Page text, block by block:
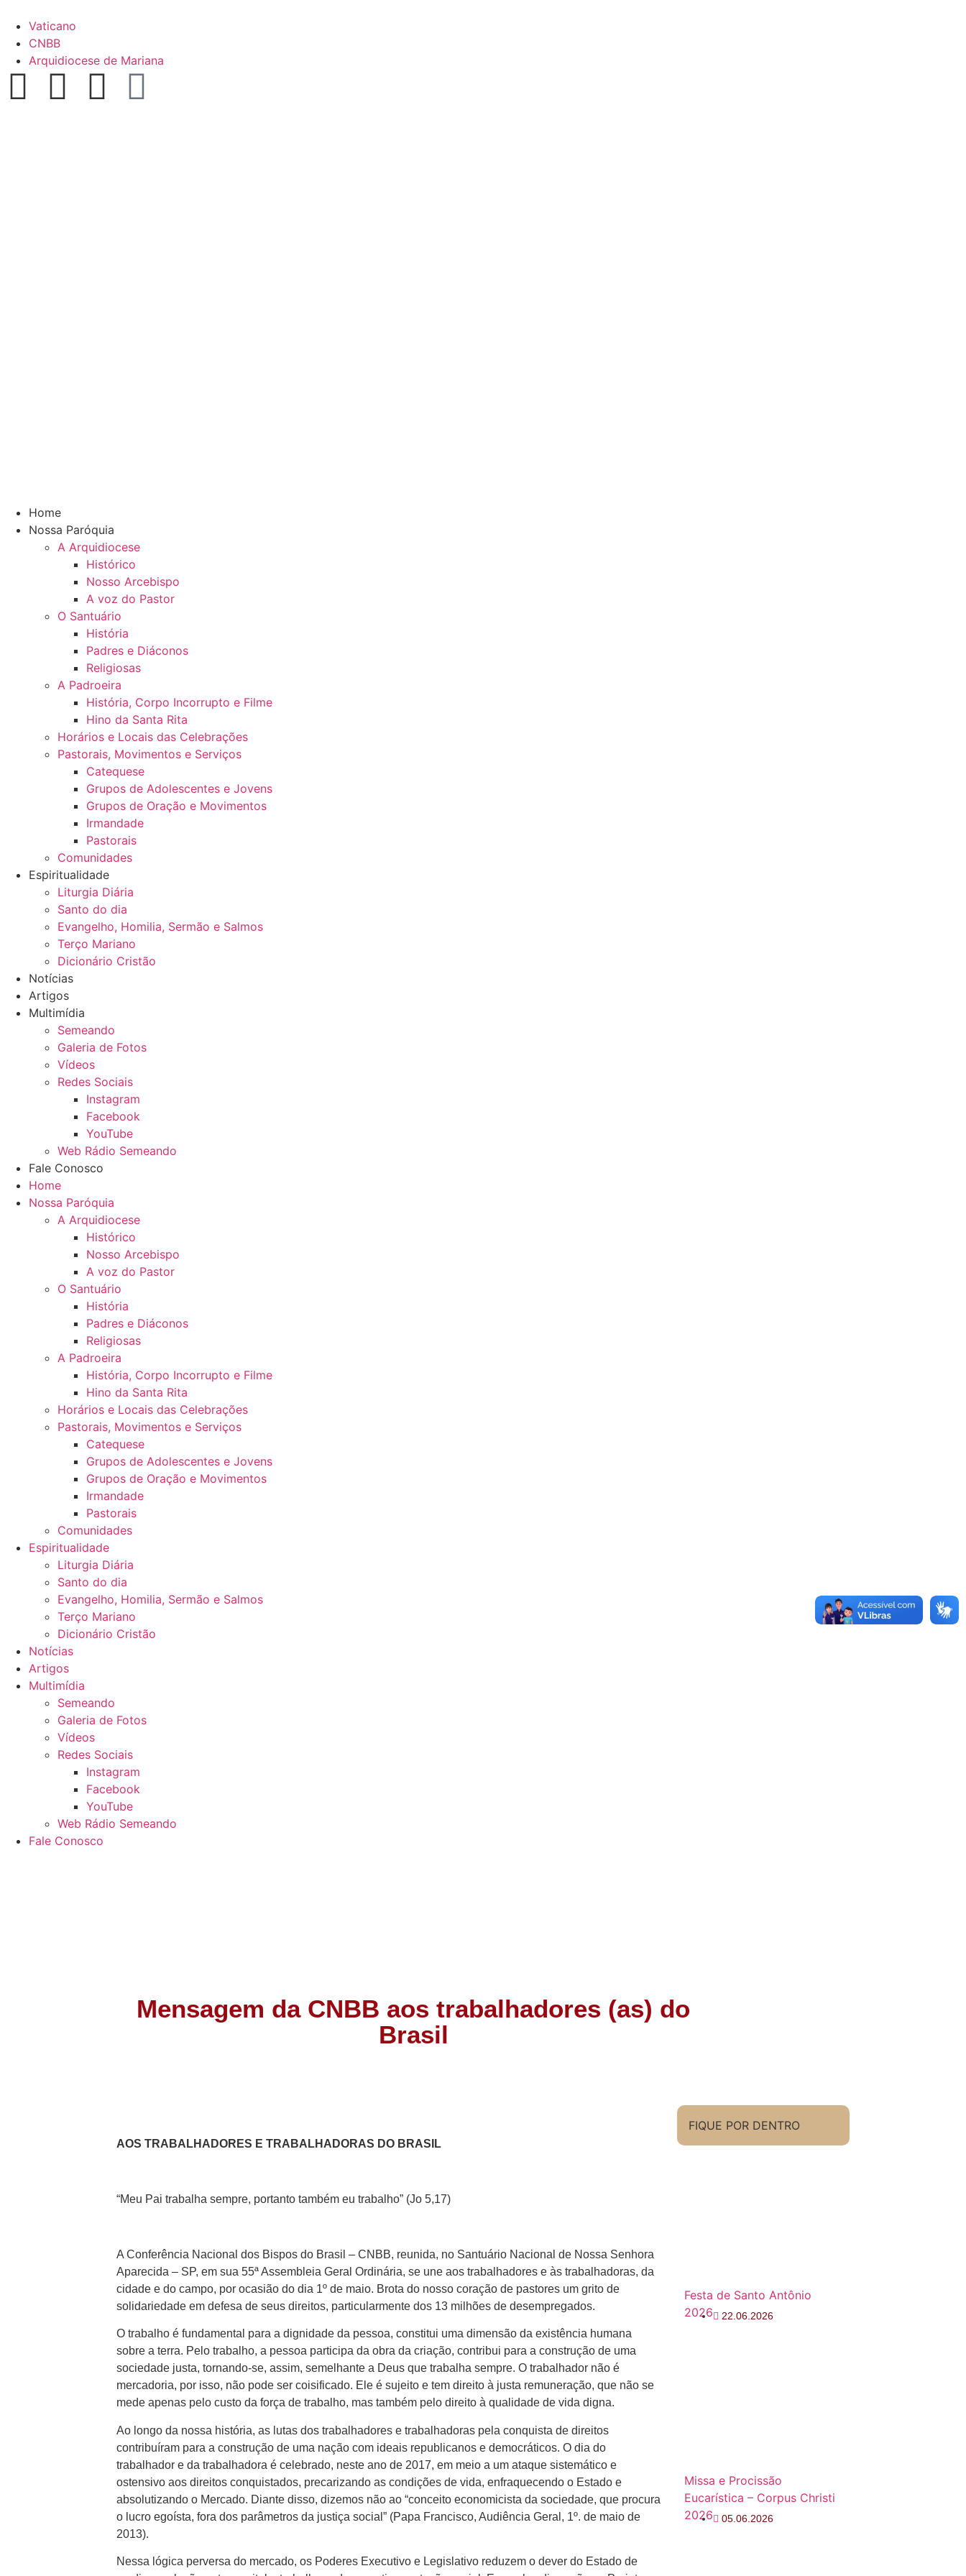
Vaticano
CNBB
Arquidiocese de Mariana
Home
Nossa Paróquia
A Arquidiocese
Histórico
Nosso Arcebispo
A voz do Pastor
O Santuário
História
Padres e Diáconos
Religiosas
A Padroeira
História, Corpo Incorrupto e Filme
Hino da Santa Rita
Horários e Locais das Celebrações
Pastorais, Movimentos e Serviços
Catequese
Grupos de Adolescentes e Jovens
Grupos de Oração e Movimentos
Irmandade
Pastorais
Comunidades
Espiritualidade
Liturgia Diária
Santo do dia
Evangelho, Homilia, Sermão e Salmos
Terço Mariano
Dicionário Cristão
Notícias
Artigos
Multimídia
Semeando
Galeria de Fotos
Vídeos
Redes Sociais
Instagram
Facebook
YouTube
Web Rádio Semeando
Fale Conosco
Home
Nossa Paróquia
A Arquidiocese
Histórico
Nosso Arcebispo
A voz do Pastor
O Santuário
História
Padres e Diáconos
Religiosas
A Padroeira
História, Corpo Incorrupto e Filme
Hino da Santa Rita
Horários e Locais das Celebrações
Pastorais, Movimentos e Serviços
Catequese
Grupos de Adolescentes e Jovens
Grupos de Oração e Movimentos
Irmandade
Pastorais
Comunidades
Espiritualidade
Liturgia Diária
Santo do dia
Evangelho, Homilia, Sermão e Salmos
Terço Mariano
Dicionário Cristão
Notícias
Artigos
Multimídia
Semeando
Galeria de Fotos
Vídeos
Redes Sociais
Instagram
Facebook
YouTube
Web Rádio Semeando
Fale Conosco
Mensagem da CNBB aos trabalhadores (as) do
Brasil
AOS TRABALHADORES E TRABALHADORAS DO BRASIL
“Meu Pai trabalha sempre, portanto também eu trabalho” (Jo 5,17)
A Conferência Nacional dos Bispos do Brasil – CNBB, reunida, no Santuário Nacional de Nossa Senhora
Aparecida – SP, em sua 55ª Assembleia Geral Ordinária, se une aos trabalhadores e às trabalhadoras, da
cidade e do campo, por ocasião do dia 1º de maio. Brota do nosso coração de pastores um grito de
solidariedade em defesa de seus direitos, particularmente dos 13 milhões de desempregados.
O trabalho é fundamental para a dignidade da pessoa, constitui uma dimensão da existência humana
sobre a terra. Pelo trabalho, a pessoa participa da obra da criação, contribui para a construção de uma
sociedade justa, tornando-se, assim, semelhante a Deus que trabalha sempre. O trabalhador não é
mercadoria, por isso, não pode ser coisificado. Ele é sujeito e tem direito à justa remuneração, que não se
mede apenas pelo custo da força de trabalho, mas também pelo direito à qualidade de vida digna.
Ao longo da nossa história, as lutas dos trabalhadores e trabalhadoras pela conquista de direitos
contribuíram para a construção de uma nação com ideais republicanos e democráticos. O dia do
trabalhador e da trabalhadora é celebrado, neste ano de 2017, em meio a um ataque sistemático e
ostensivo aos direitos conquistados, precarizando as condições de vida, enfraquecendo o Estado e
absolutizando o Mercado. Diante disso, dizemos não ao “conceito economicista da sociedade, que procura
o lucro egoísta, fora dos parâmetros da justiça social” (Papa Francisco, Audiência Geral, 1º. de maio de
2013).
Nessa lógica perversa do mercado, os Poderes Executivo e Legislativo reduzem o dever do Estado de
FIQUE POR DENTRO
Festa de Santo Antônio
2026
22.06.2026
Missa e Procissão
Eucarística – Corpus Christi
2026
05.06.2026